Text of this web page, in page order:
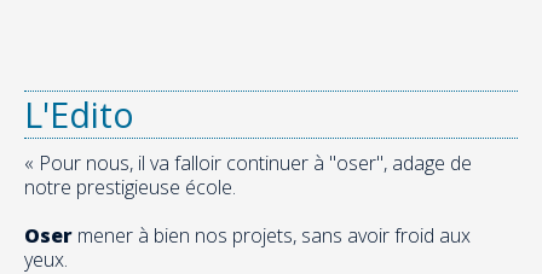
L'Edito
« Pour nous, il va falloir continuer à "oser", adage de
notre prestigieuse école.
Oser mener à bien nos projets, sans avoir froid aux
yeux.